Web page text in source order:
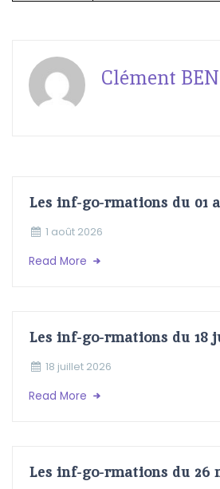
Clément
Les inf-go-rmations du 01
1 août 2026
Read More
Les inf-go-rmations du 18
18 juillet 2026
Read More
Les inf-go-rmations du 26